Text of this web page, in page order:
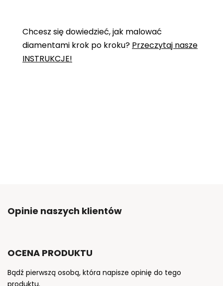
Chcesz się dowiedzieć, jak malować
diamentami krok po kroku? Przeczytaj nasze
INSTRUKCJE!
Opinie naszych klientów
OCENA PRODUKTU
Bądź pierwszą osobą, która napisze opinię do tego